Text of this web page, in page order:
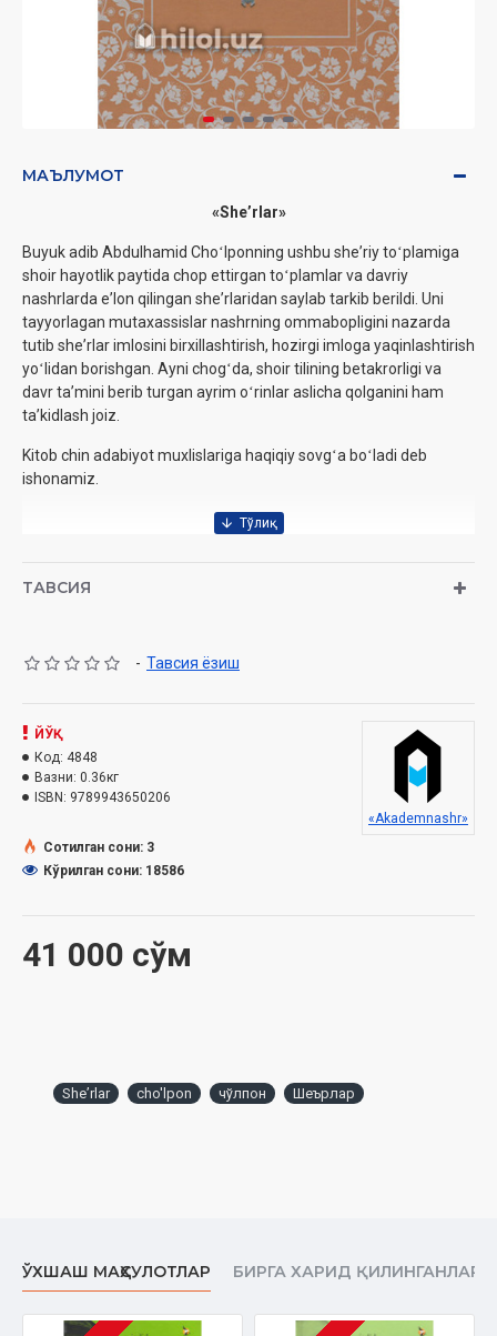
МАЪЛУМОТ
«Sheʼrlar»
Buyuk adib Abdulhamid Choʻlponning ushbu sheʼriy toʻplamiga
shoir hayotlik paytida chop ettirgan toʻplamlar va davriy
nashrlarda eʼlon qilingan sheʼrlaridan saylab tarkib berildi. Uni
tayyorlagan mutaxassislar nashrning ommabopligini nazarda
tutib sheʼrlar imlosini birxillashtirish, hozirgi imloga yaqinlashtirish
yoʻlidan borishgan. Ayni chogʻda, shoir tilining betakrorligi va
davr taʼmini berib turgan ayrim oʻrinlar aslicha qolganini ham
taʼkidlash joiz.
Kitob chin adabiyot muxlislariga haqiqiy sovgʻa boʻladi deb
ishonamiz.
Madgʻoziyev, Sohiba Islomova
Hajmi: 272 bet
ISBN: 978-9943-6502-0-6
Muqovasi:
Mundarija
Sharq nuri
Goʻzal
Oʻch
Sharq qizi
Zarafshon
Qalandar ishqi
ТАВСИЯ
- Тавсия ёзиш
41 000 сўм
ЙЎҚ
Код: 4848
Вазни: 0.36кг
ISBN: 9789943650206
«Akademnashr»
Сотилган сони: 3
Кўрилган сони: 18586
Sheʼrlar cho'lpon чўлпон Шеърлар
ЎХШАШ МАҲСУЛОТЛАР БИРГА ХАРИД ҚИЛИНГАНЛАР